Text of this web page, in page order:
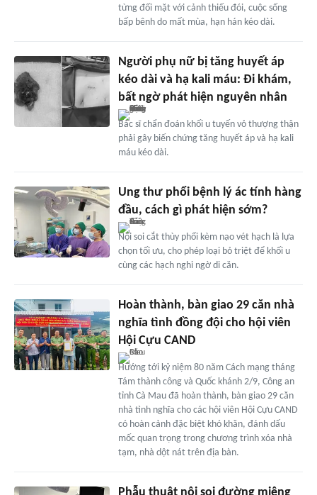
từng đối mặt với cảnh thiếu đói, cuộc sống
bấp bênh do mất mùa, hạn hán kéo dài.
Người phụ nữ bị tăng huyết áp
kéo dài và hạ kali máu: Đi khám,
bất ngờ phát hiện nguyên nhân
Bác sĩ chẩn đoán khối u tuyến vỏ thượng thận
phải gây biến chứng tăng huyết áp và hạ kali
máu kéo dài.
Ung thư phổi bệnh lý ác tính hàng
đầu, cách gì phát hiện sớm?
Nội soi cắt thùy phổi kèm nạo vét hạch là lựa
chọn tối ưu, cho phép loại bỏ triệt để khối u
cùng các hạch nghi ngờ di căn.
Hoàn thành, bàn giao 29 căn nhà
nghĩa tình đồng đội cho hội viên
Hội Cựu CAND
Hướng tới kỷ niệm 80 năm Cách mạng tháng
Tám thành công và Quốc khánh 2/9, Công an
tỉnh Cà Mau đã hoàn thành, bàn giao 29 căn
nhà tình nghĩa cho các hội viên Hội Cựu CAND
có hoàn cảnh đặc biệt khó khăn, đánh dấu
mốc quan trọng trong chương trình xóa nhà
tạm, nhà dột nát trên địa bàn.
Phẫu thuật nội soi đường miệng